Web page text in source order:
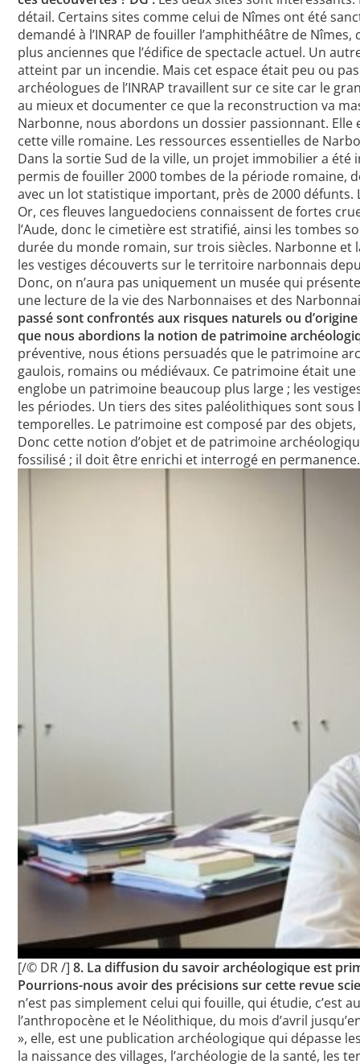
détail. Certains sites comme celui de Nîmes ont été
demandé à l’INRAP de fouiller l’amphithéâtre de
plus anciennes que l’édifice de spectacle actuel. Un
atteint par un incendie. Mais cet espace était peu ou
archéologues de l’INRAP travaillent sur ce site car le
au mieux et documenter ce que la reconstruction va
Narbonne, nous abordons un dossier passionnant.
cette ville romaine. Les ressources essentielles de
Dans la sortie Sud de la ville, un projet immobilier a été
permis de fouiller 2000 tombes de la période romaine,
avec un lot statistique important, près de 2000
Or, ces fleuves languedociens connaissent de fortes
l’Aude, donc le cimetière est stratifié, ainsi les tombes
durée du monde romain, sur trois siècles. Narbonne et
les vestiges découverts sur le territoire narbonnais
Donc, on n’aura pas uniquement un musée qui
une lecture de la vie des Narbonnaises et des
passé sont confrontés aux risques naturels ou
que nous abordions la notion de patrimoine
préventive, nous étions persuadés que le patrimoine
gaulois, romains ou médiévaux. Ce patrimoine était
englobe un patrimoine beaucoup plus large ; les
les périodes. Un tiers des sites paléolithiques sont
temporelles. Le patrimoine est composé par des
Donc cette notion d’objet et de patrimoine
fossilisé ; il doit être enrichi et interrogé en permanence.
[/© DR /]8. La diffusion du savoir archéologique est
Pourrions-nous avoir des précisions sur cette revue
n’est pas simplement celui qui fouille, qui étudie,
l’anthropocène et le Néolithique, du mois d’avril
», elle, est une publication archéologique qui dépasse
la naissance des villages, l’archéologie de la santé, les